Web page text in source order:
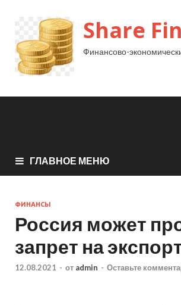
Share
Финансово-
ГЛАВНОЕ МЕНЮ
ФИНАНСЫ
Россия может
запрет на
12.08.2021 - от admin - Оставьте